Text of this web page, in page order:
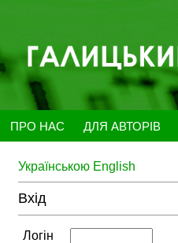
ПРО НАС ДЛЯ АВТОРІВ
Українською English
Вхід
Логін